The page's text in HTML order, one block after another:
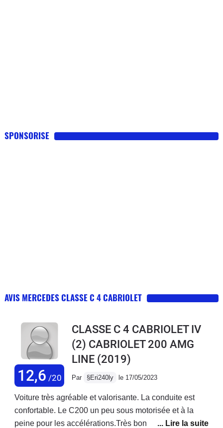
SPONSORISE
AVIS MERCEDES CLASSE C 4 CABRIOLET
12,6 /20
CLASSE C 4 CABRIOLET IV
(2) CABRIOLET 200 AMG
LINE (2019)
Par §Eri240ly le 17/05/2023
Voiture très agréable et valorisante. La conduite est
confortable. Le C200 un peu sous motorisée et à la
peine pour les accélérations.Très bonne finition.La